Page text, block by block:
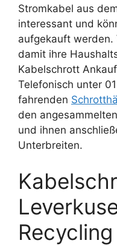
Stromkabel aus
interessant und
aufgekauft werden.
damit ihre
Kabelschrott
Telefonisch unter
fahrenden
den
und ihnen
Unterbreiten.
Recycling